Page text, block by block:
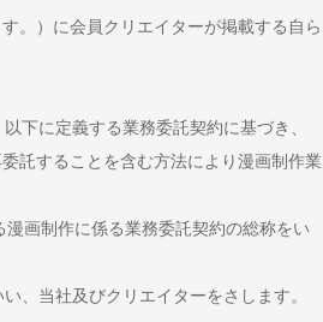
。）に会員クリエイターが掲載する自ら
下に定義する業務委託契約に基づき、
託することを含む方法により漫画制作業
画制作に係る業務委託契約の総称をい
、当社及びクリエイターをさします。